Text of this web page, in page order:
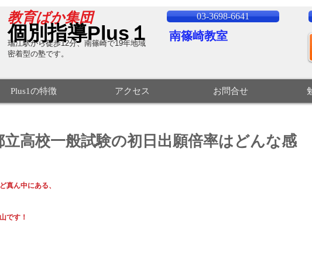
​教育ばか集団
個別指導Plus１ 南篠崎教室
03-3698-6641
瑞江駅から徒歩12分、南篠崎で19年地域
密着型の塾です。
Plus1の特徴 アクセス お問合せ
立高校一般試験の初日出願倍率はどんな感
真ん中にある、
です！